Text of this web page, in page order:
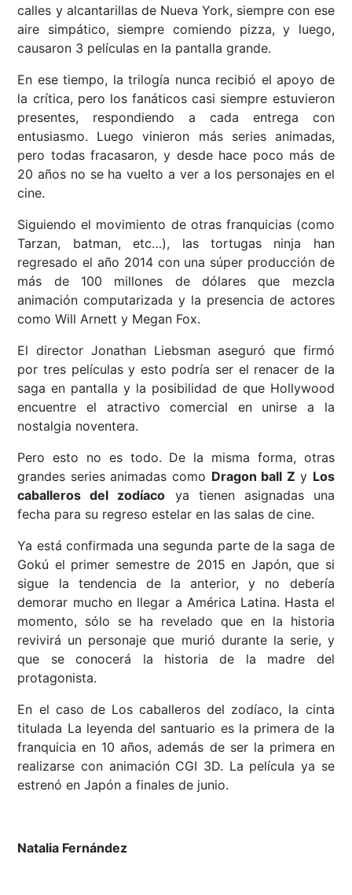
calles y alcantarillas de Nueva York, siempre con ese
aire simpático, siempre comiendo pizza, y luego,
causaron 3 películas en la pantalla grande.
En ese tiempo, la trilogía nunca recibió el apoyo de
la crítica, pero los fanáticos casi siempre estuvieron
presentes, respondiendo a cada entrega con
entusiasmo. Luego vinieron más series animadas,
pero todas fracasaron, y desde hace poco más de
20 años no se ha vuelto a ver a los personajes en el
cine.
Siguiendo el movimiento de otras franquicias (como
Tarzan, batman, etc…), las tortugas ninja han
regresado el año 2014 con una súper producción de
más de 100 millones de dólares que mezcla
animación computarizada y la presencia de actores
como Will Arnett y Megan Fox.
El director Jonathan Liebsman aseguró que firmó
por tres películas y esto podría ser el renacer de la
saga en pantalla y la posibilidad de que Hollywood
encuentre el atractivo comercial en unirse a la
nostalgia noventera.
Pero esto no es todo. De la misma forma, otras
grandes series animadas como Dragon ball Z y Los
caballeros del zodíaco ya tienen asignadas una
fecha para su regreso estelar en las salas de cine.
Ya está confirmada una segunda parte de la saga de
Gokú el primer semestre de 2015 en Japón, que si
sigue la tendencia de la anterior, y no debería
demorar mucho en llegar a América Latina. Hasta el
momento, sólo se ha revelado que en la historia
revivirá un personaje que murió durante la serie, y
que se conocerá la historia de la madre del
protagonista.
En el caso de Los caballeros del zodíaco, la cinta
titulada La leyenda del santuario es la primera de la
franquicia en 10 años, además de ser la primera en
realizarse con animación CGI 3D. La película ya se
estrenó en Japón a finales de junio.
Natalia Fernández